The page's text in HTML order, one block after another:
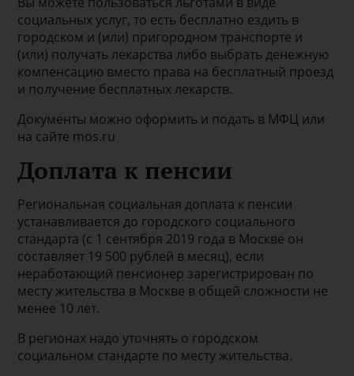
социальных услуг, то есть бесплатно ездить в
городском и (или) пригородном транспорте и
(или) получать лекарства либо выбрать денежную
компенсацию вместо права на бесплатный проезд
и получение бесплатных лекарств.
Документы можно оформить и подать в МФЦ или
на сайте mos.ru
Доплата к пенсии
Региональная социальная доплата к пенсии
устанавливается до городского социального
стандарта (с 1 сентября 2019 года в Москве он
составляет 19 500 рублей в месяц), если
неработающий пенсионер зарегистрирован по
месту жительства в Москве в общей сложности не
менее 10 лет.
В регионах надо уточнять о городском
социальном стандарте по месту жительства.